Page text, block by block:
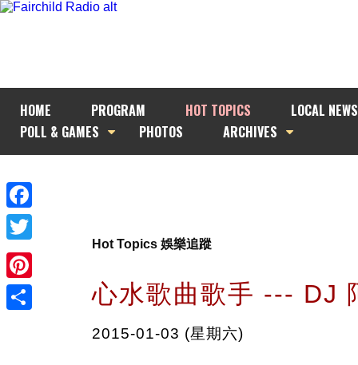
HOME PROGRAM HOT TOPICS
LOCAL NEWS
POLL & GAMES
PHOTOS ARCHIVES
Facebook
Twitter
Pinterest
Hot Topics 娛樂追蹤
心水歌曲歌手 --- DJ
2015-01-03 (星期六)